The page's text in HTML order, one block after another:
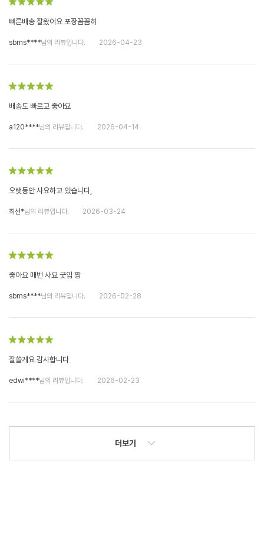
빠른배송 잘왔어요 포장꼼꼼히
sbms****님의 리뷰입니다. 2026-04-23
배송도 빠르고 좋아요
a120****님의 리뷰입니다. 2026-04-14
오랫동안 사요하고 있습니다,
최선*님의 리뷰입니다. 2026-03-24
좋아요 매번 사요 굿임 짱
sbms****님의 리뷰입니다. 2026-02-28
잘쓸게요 감사합니다
edwi****님의 리뷰입니다. 2026-02-23
더보기